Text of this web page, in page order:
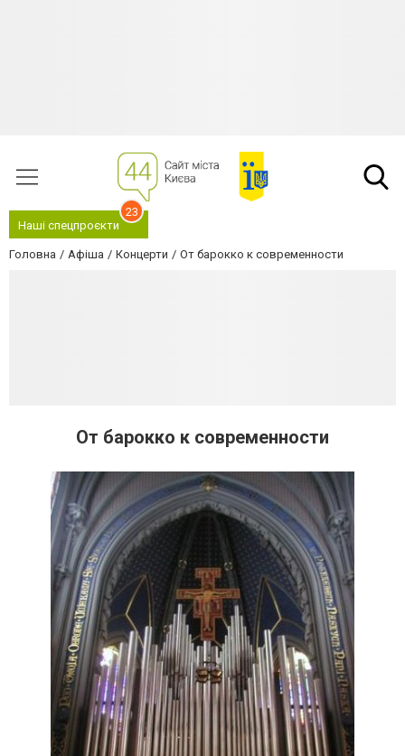
Наші спецпроєкти
23
Головна Афіша Концерти От барокко к современности
От барокко к современности